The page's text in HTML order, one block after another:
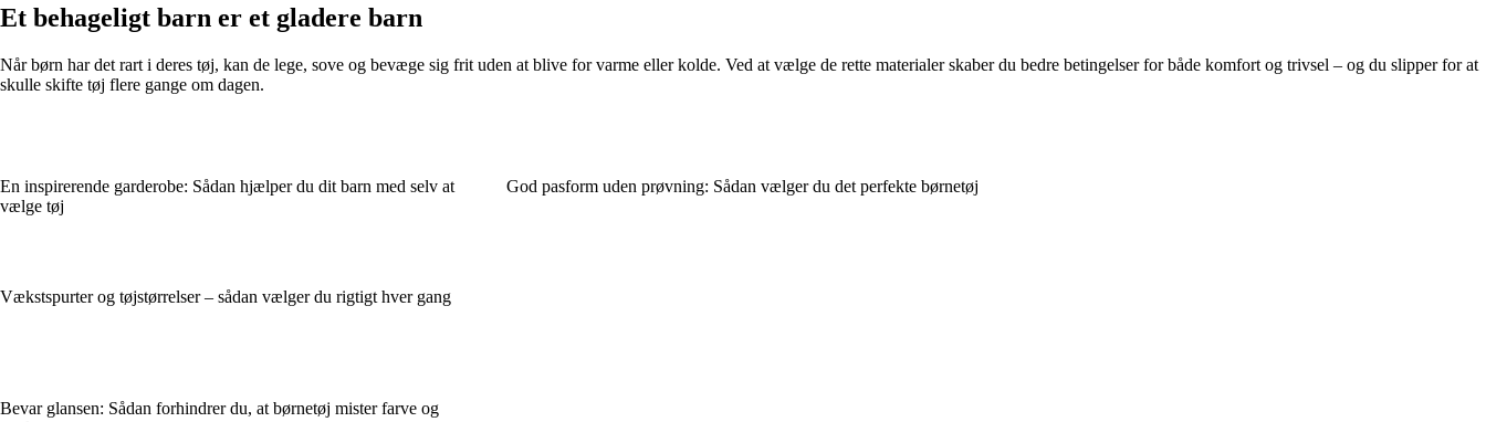
Et behageligt barn er et gladere barn
Når børn har det rart i deres tøj, kan de lege, sove og bevæge sig frit uden at blive for varme eller kolde. Ved at vælge de rette materialer skaber du bedre betingelser for både komfort og trivsel – og du slipper for at
skulle skifte tøj flere gange om dagen.
En inspirerende garderobe: Sådan hjælper du dit barn med selv at
vælge tøj
Vækstspurter og tøjstørrelser – sådan vælger du rigtigt hver gang
Bevar glansen: Sådan forhindrer du, at børnetøj mister farve og
God pasform uden prøvning: Sådan vælger du det perfekte børnetøj